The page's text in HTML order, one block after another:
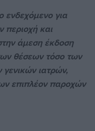
για
περιοχή και
άμεση έκδοση
θέσεων τόσο των
ιατρών,
επιπλέον παροχών